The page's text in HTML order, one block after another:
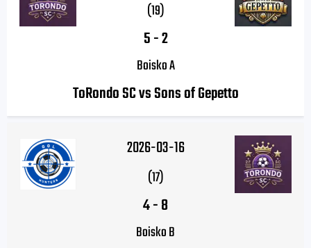
(19)
5-2
Boisko A
ToRondo SC vs Sons of Gepetto
2026-03-16
(17)
4-8
Boisko B